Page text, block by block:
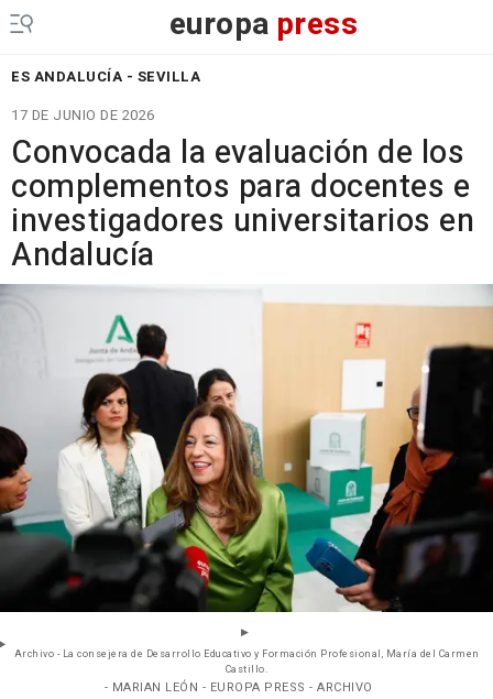
europa press
ES ANDALUCÍA - SEVILLA
17 DE JUNIO DE 2026
Convocada la evaluación de los
complementos para docentes e
investigadores universitarios en
Andalucía
Archivo - La consejera de Desarrollo Educativo y Formación Profesional, María del Carmen
Castillo.
- MARIAN LEÓN - EUROPA PRESS - ARCHIVO